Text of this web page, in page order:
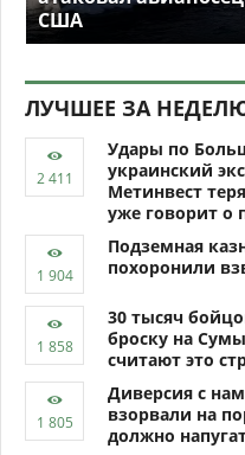
США
ЛУЧШЕЕ ЗА
Удары по
украинский
Метинвест
уже говорит о
Подземная
похоронили
30 тысяч
броску на
считают это
Диверсия с
взорвали на
должно